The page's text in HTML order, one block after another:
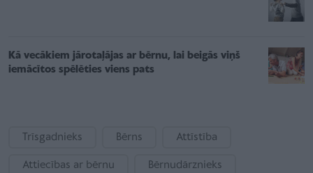
Kā vecākiem jārotaļājas ar bērnu, lai beigās viņš
iemācītos spēlēties viens pats
Trīsgadnieks Bērns Attīstība
Attiecības ar bērnu Bērnudārznieks